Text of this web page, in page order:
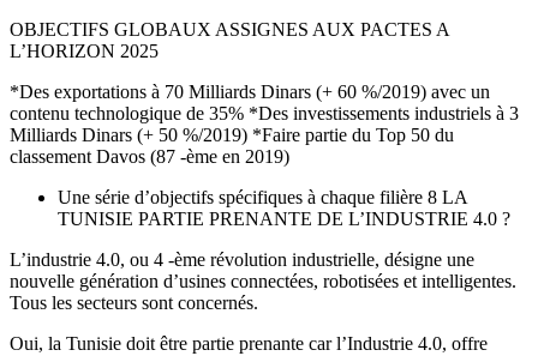
OBJECTIFS GLOBAUX ASSIGNES AUX PACTES A
L’HORIZON 2025
*Des exportations à 70 Milliards Dinars (+ 60 %/2019) avec un
contenu technologique de 35% *Des investissements industriels à 3
Milliards Dinars (+ 50 %/2019) *Faire partie du Top 50 du
classement Davos (87 -ème en 2019)
Une série d’objectifs spécifiques à chaque filière 8 LA
TUNISIE PARTIE PRENANTE DE L’INDUSTRIE 4.0 ?
L’industrie 4.0, ou 4 -ème révolution industrielle, désigne une
nouvelle génération d’usines connectées, robotisées et intelligentes.
Tous les secteurs sont concernés.
Oui, la Tunisie doit être partie prenante car l’Industrie 4.0, offre